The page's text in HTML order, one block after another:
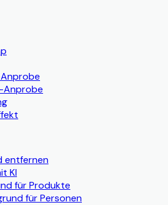
Anprobe
entfernen
KI
für Produkte
für Personen